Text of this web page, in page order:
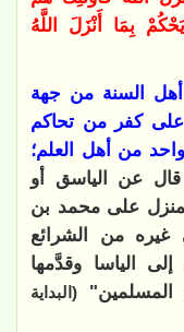
بِمَا أَنْزَلَ اللَّهُ
السنة من جهة
على كفر من تحاكم
من أهل العلم؛
قال عن الياسق أو
على محمد بن
غيره من الشرائع
الياسا وقدَّمها
(البداية